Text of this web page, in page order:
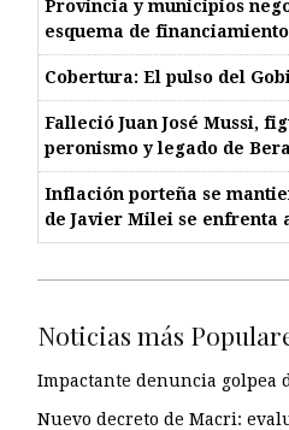
Provincia y municipios
esquema de financiamiento
Cobertura: El pulso del
Falleció Juan José Mussi,
peronismo y legado de
Inflación porteña se
de Javier Milei se enfrenta
Noticias más
Impactante denuncia golpea
Nuevo decreto de Macri: